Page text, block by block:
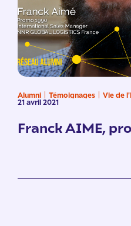
Alumni Témoignages Vie de
21 avril 2021
Franck AIME,